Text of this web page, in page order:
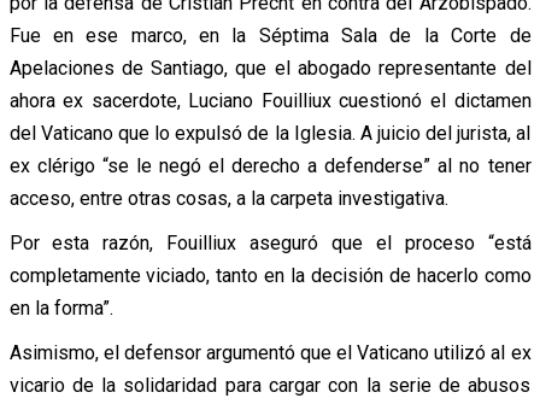
Fue en ese marco, en la Séptima Sala de la Corte de
Apelaciones de Santiago, que el abogado representante del
ahora ex sacerdote, Luciano Fouilliux cuestionó el dictamen
del Vaticano que lo expulsó de la Iglesia. A juicio del jurista, al
ex clérigo “se le negó el derecho a defenderse” al no tener
acceso, entre otras cosas, a la carpeta investigativa.
Por esta razón, Fouilliux aseguró que el proceso “está
completamente viciado, tanto en la decisión de hacerlo como
en la forma”.
Asimismo, el defensor argumentó que el Vaticano utilizó al ex
vicario de la solidaridad para cargar con la serie de abusos